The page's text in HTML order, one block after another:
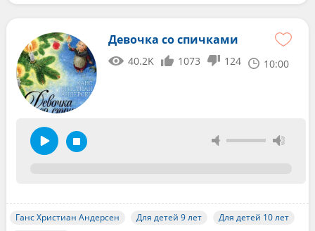
Девочка со спичками
40.2K 1073 124 10:00
Ганс Христиан Андерсен Для детей 9 лет
Для детей 10 лет